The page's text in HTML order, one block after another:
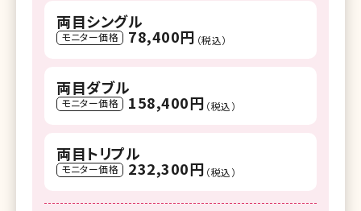
両目シングル
モニター価格 78,400円 （税込）
両目ダブル
モニター価格 158,400円 （税込）
両目トリプル
モニター価格 232,300円 （税込）